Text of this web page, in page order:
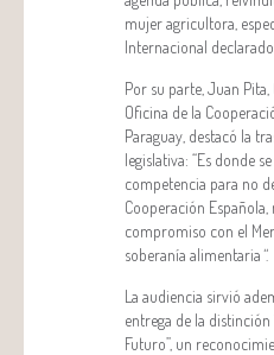
mujer agricultora,
Internacional declarado
Por su parte, Juan
Oficina de la
Paraguay, destacó la
legislativa: “Es donde
competencia para no
Cooperación
compromiso con el
soberanía alimentaria“.
La audiencia sirvió
entrega de la
Futuro”, un